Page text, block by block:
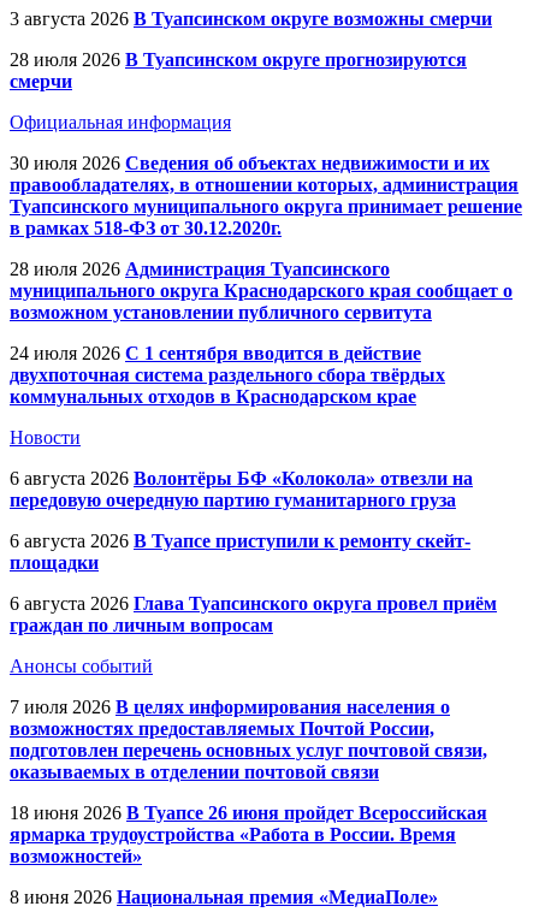
3 августа 2026 В Туапсинском округе возможны смерчи
28 июля 2026 В Туапсинском округе прогнозируются
смерчи
Официальная информация
30 июля 2026 Сведения об объектах недвижимости и их
правообладателях, в отношении которых, администрация
Туапсинского муниципального округа принимает решение
в рамках 518-ФЗ от 30.12.2020г.
28 июля 2026 Администрация Туапсинского
муниципального округа Краснодарского края сообщает о
возможном установлении публичного сервитута
24 июля 2026 С 1 сентября вводится в действие
двухпоточная система раздельного сбора твёрдых
коммунальных отходов в Краснодарском крае
Новости
6 августа 2026 Волонтёры БФ «Колокола» отвезли на
передовую очередную партию гуманитарного груза
6 августа 2026 В Туапсе приступили к ремонту скейт-
площадки
6 августа 2026 Глава Туапсинского округа провел приём
граждан по личным вопросам
Анонсы событий
7 июля 2026 В целях информирования населения о
возможностях предоставляемых Почтой России,
подготовлен перечень основных услуг почтовой связи,
оказываемых в отделении почтовой связи
18 июня 2026 В Туапсе 26 июня пройдет Всероссийская
ярмарка трудоустройства «Работа в России. Время
возможностей»
8 июня 2026 Национальная премия «МедиаПоле»